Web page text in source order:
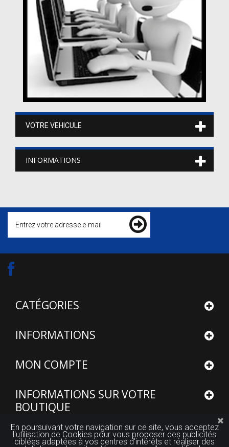
VOTRE VEHICULE
INFORMATIONS
CATÉGORIES
INFORMATIONS
MON COMPTE
INFORMATIONS SUR VOTRE
BOUTIQUE
En poursuivant votre navigation sur ce site, vous acceptez
l'utilisation de Cookies pour vous proposer des publicités
ciblées adaptées à vos centres d'intérêts et réaliser des